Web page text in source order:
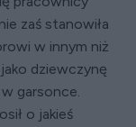
zaś stanowiła
w innym niż
dziewczynę
garsonce.
o jakieś